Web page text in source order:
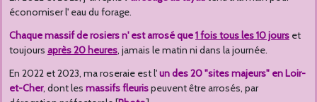
économiser l' eau du forage.
Chaque massif de rosiers n' est arrosé que1 fois tous les 10 jours et
toujours après 20 heures, jamais le matin ni dans la journée.
En 2022 et 2023, ma roseraie est l'un des 20 "sites majeurs" en Loir-
et-Cher, dont les massifs fleurispeuvent être arrosés, par